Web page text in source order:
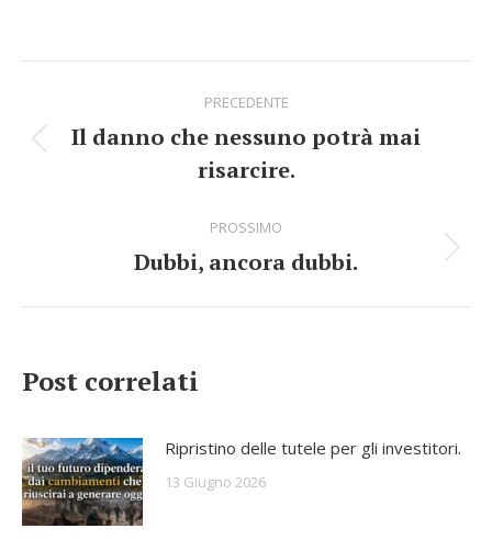
Facebook
X
PinterestWhatsAppLinkedIn
di
navigazione
PRECEDENTE
Stile
dell'anteprima:
Il danno che nessuno potrà mai
risarcire.
PROSSIMO
Numero
Dubbi, ancora dubbi.
Post correlati
Ripristino delle tutele per gli investitori.
13 Giugno 2026